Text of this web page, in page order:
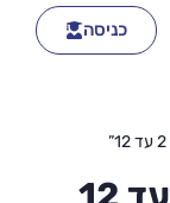
כניסה